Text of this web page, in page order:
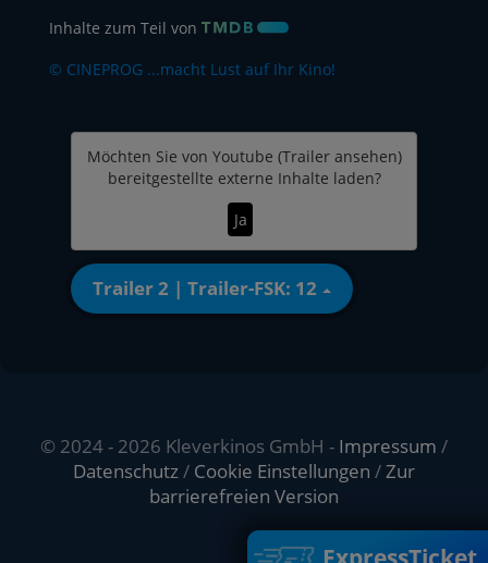
Inhalte zum Teil von
© CINEPROG ...macht Lust auf Ihr Kino!
Möchten Sie von Youtube (Trailer ansehen)
bereitgestellte externe Inhalte laden?
Ja
Trailer 2 | Trailer-FSK: 12
© 2024 - 2026 Kleverkinos GmbH - Impressum /
Datenschutz/ Cookie Einstellungen /Zur
barrierefreien Version